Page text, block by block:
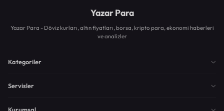
Yazar Para
Yazar Para - Döviz kurları, altın fiyatları, borsa, kripto para, ekonomi haberleri
ve analizler
Kategoriler
Servisler
Kurumsal